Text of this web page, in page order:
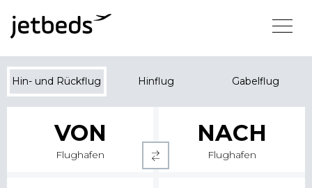
Hin- und Rückflug Hinflug Gabelflug
VON
Flughafen
NACH
Flughafen